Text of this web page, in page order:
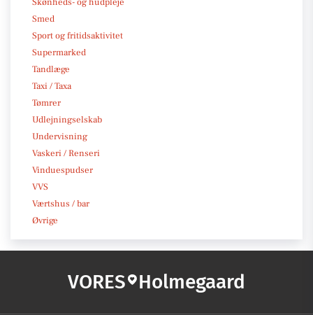
Smed
Sport og fritidsaktivitet
Supermarked
Tandlæge
Taxi / Taxa
Tømrer
Udlejningselskab
Undervisning
Vaskeri / Renseri
Vinduespudser
VVS
Værtshus / bar
Øvrige
VORES Holmegaard